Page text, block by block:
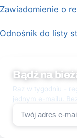
Zawiadomienie o
Odnośnik do listy
Bądź na
Raz w tygodniu -
jednym e-mailu.